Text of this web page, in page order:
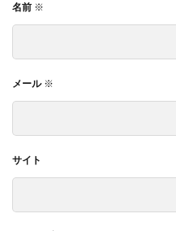
名前 ※
メール ※
サイト